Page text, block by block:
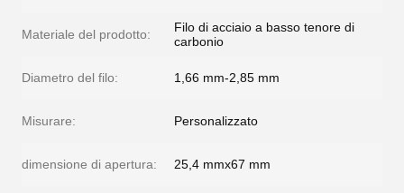
Materiale del prodotto:
Filo di acciaio a basso tenore di
carbonio
Diametro del filo: 1,66 mm-2,85 mm
Misurare: Personalizzato
dimensione di apertura: 25,4 mmx67 mm